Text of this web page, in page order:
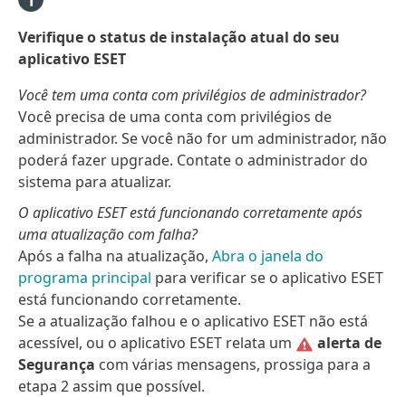
Verifique o status de instalação atual do seu
aplicativo ESET
Você tem uma conta com privilégios de administrador?
Você precisa de uma conta com privilégios de
administrador. Se você não for um administrador, não
poderá fazer upgrade. Contate o administrador do
sistema para atualizar.
O aplicativo ESET está funcionando corretamente após
uma atualização com falha?
Após a falha na atualização, Abra o janela do
programa principal para verificar se o aplicativo ESET
está funcionando corretamente.
Se a atualização falhou e o aplicativo ESET não está
acessível, ou o aplicativo ESET relata um
alerta de
Segurança com várias mensagens, prossiga para a
etapa 2 assim que possível.